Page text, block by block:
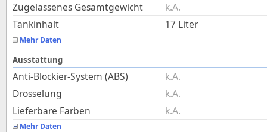
Zugelassenes Gesamtgewicht
k.A.
Tankinhalt
17 Liter
Mehr Daten
Ausstattung
Anti-Blockier-System (ABS)
k.A.
Drosselung
k.A.
Lieferbare Farben
k.A.
Mehr Daten